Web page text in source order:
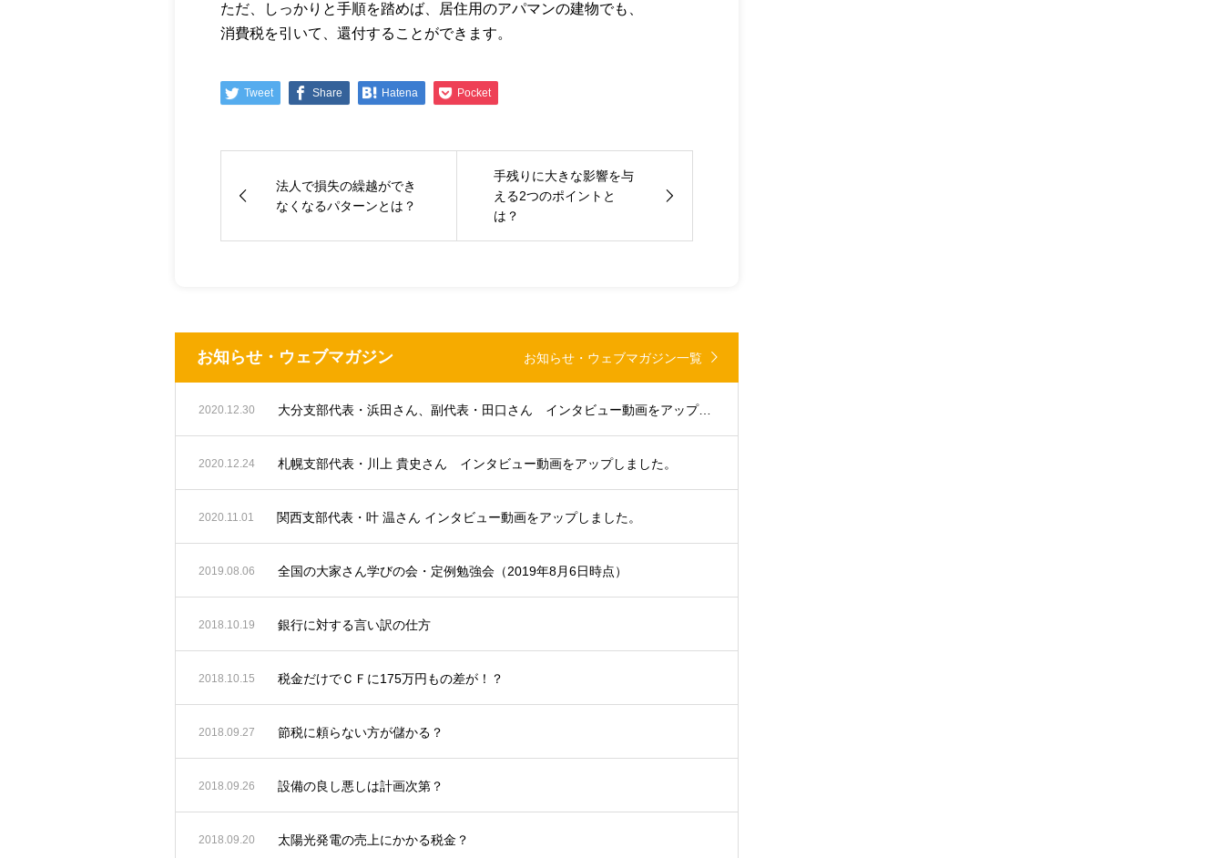
ただ、しっかりと手順を踏めば、居住用のアパマンの建物でも、
消費税を引いて、還付することができます。
Tweet Share Hatena Pocket
法人で損失の繰越ができ
なくなるパターンとは？
手残りに大きな影響を与
える2つのポイントと
は？
お知らせ・ウェブマガジン お知らせ・ウェブマガジン一覧
2020.12.30 大分支部代表・浜田さん、副代表・田口さん インタビュー動画をアップしました。
2020.12.24 札幌支部代表・川上 貴史さん インタビュー動画をアップしました。
2020.11.01 関西支部代表・叶 温さん インタビュー動画をアップしました。
2019.08.06 全国の大家さん学びの会・定例勉強会（2019年8月6日時点）
2018.10.19 銀行に対する言い訳の仕方
2018.10.15 税金だけでＣＦに175万円もの差が！？
2018.09.27 節税に頼らない方が儲かる？
2018.09.26 設備の良し悪しは計画次第？
2018.09.20 太陽光発電の売上にかかる税金？